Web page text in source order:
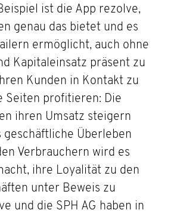
ist die App rezolve,
genau das bietet und es
ermöglicht, auch ohne
Kapitaleinsatz präsent zu
Kunden in Kontakt zu
Seiten profitieren: Die
ihren Umsatz steigern
geschäftliche Überleben
Verbrauchern wird es
ihre Loyalität zu den
unter Beweis zu
und die SPH AG haben in